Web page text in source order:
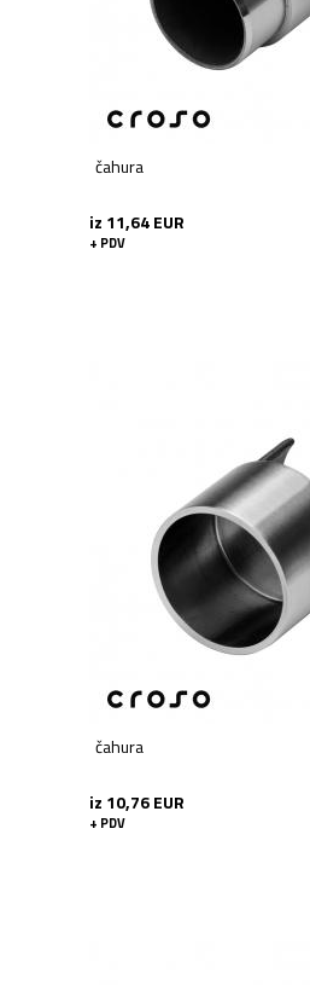
čahura
iz 11,64 EUR
+ PDV
čahura
iz 10,76 EUR
+ PDV